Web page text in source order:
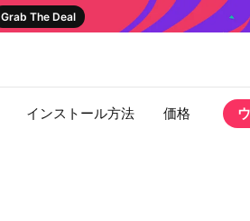
Grab The Deal
インストール方法 価格